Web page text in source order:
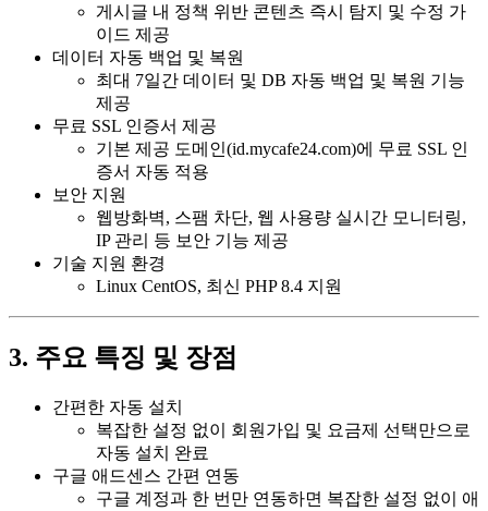
게시글 내 정책 위반 콘텐츠 즉시 탐지 및 수정 가
이드 제공
데이터 자동 백업 및 복원
최대 7일간 데이터 및 DB 자동 백업 및 복원 기능
제공
무료 SSL 인증서 제공
기본 제공 도메인(id.mycafe24.com)에 무료 SSL 인
증서 자동 적용
보안 지원
웹방화벽, 스팸 차단, 웹 사용량 실시간 모니터링,
IP 관리 등 보안 기능 제공
기술 지원 환경
Linux CentOS, 최신 PHP 8.4 지원
3. 주요 특징 및 장점
간편한 자동 설치
복잡한 설정 없이 회원가입 및 요금제 선택만으로
자동 설치 완료
구글 애드센스 간편 연동
구글 계정과 한 번만 연동하면 복잡한 설정 없이 애